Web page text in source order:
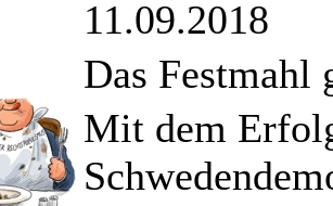
11.09.2018
Das Festmahl
Mit dem